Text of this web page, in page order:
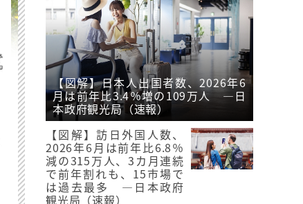
【図解】日本人出国者数、2026年6
月は前年比3.4％増の109万人 ―日
本政府観光局（速報）
【図解】訪日外国人数、
2026年6月は前年比6.8％
減の315万人、3カ月連続
で前年割れも、15市場で
は過去最多 ―日本政府
観光局（速報）